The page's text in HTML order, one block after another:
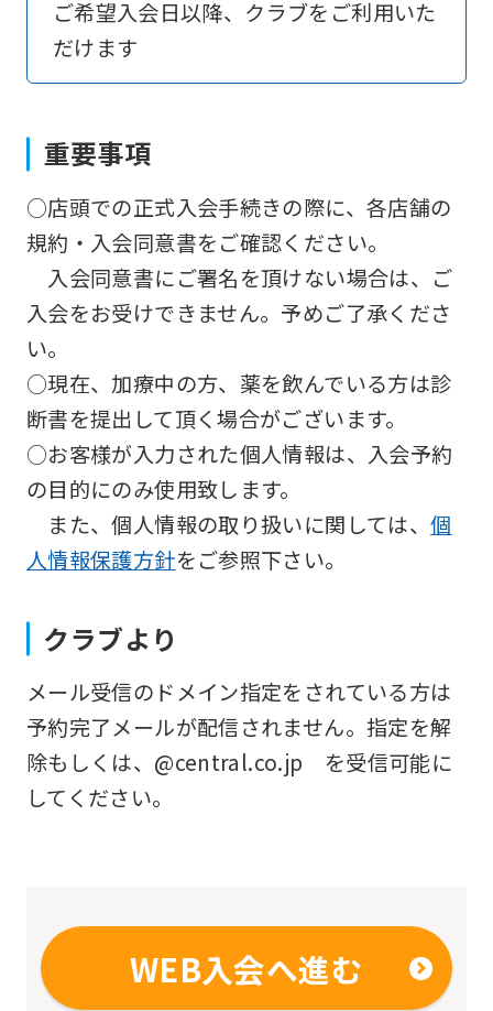
ご希望入会日以降、クラブをご利用いた
だけます
重要事項
○店頭での正式入会手続きの際に、各店舗の
規約・入会同意書をご確認ください。
入会同意書にご署名を頂けない場合は、ご
入会をお受けできません。予めご了承くださ
い。
○現在、加療中の方、薬を飲んでいる方は診
断書を提出して頂く場合がございます。
○お客様が入力された個人情報は、入会予約
の目的にのみ使用致します。
また、個人情報の取り扱いに関しては、個
人情報保護方針をご参照下さい。
クラブより
メール受信のドメイン指定をされている方は
予約完了メールが配信されません。指定を解
除もしくは、@central.co.jp を受信可能に
してください。
WEB入会へ進む
However,
you
translation
service,
the
Japanese
of
this
website
will
be
translated
it
may
not
The
translation
may